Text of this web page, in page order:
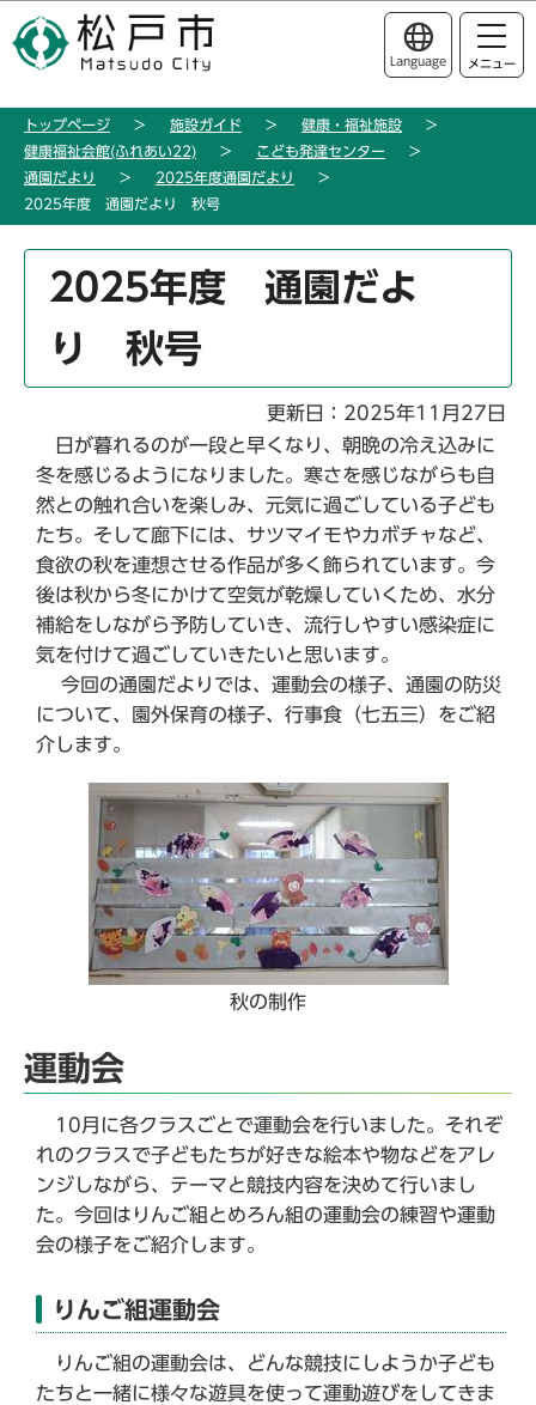
の
ー
頭
このページの本文へ移動
Language メニュー
トップページ 施設ガイド
健康・福祉施設
健康福祉会館(ふれあい22)
こども発達センター
通園だより
2025年度通園だより
2025年度 通園だより 秋号
か
2025年度 通園だよ
り 秋号
更新日：2025年11月27日
日が暮れるのが一段と早くなり、朝晩の冷え込みに
冬を感じるようになりました。寒さを感じながらも自
然との触れ合いを楽しみ、元気に過ごしている子ども
たち。そして廊下には、サツマイモやカボチャなど、
食欲の秋を連想させる作品が多く飾られています。今
後は秋から冬にかけて空気が乾燥していくため、水分
補給をしながら予防していき、流行しやすい感染症に
気を付けて過ごしていきたいと思います。
今回の通園だよりでは、運動会の様子、通園の防災
について、園外保育の様子、行事食（七五三）をご紹
介します。
秋の制作
運動会
10月に各クラスごとで運動会を行いました。それぞ
れのクラスで子どもたちが好きな絵本や物などをアレ
ンジしながら、テーマと競技内容を決めて行いまし
た。今回はりんご組とめろん組の運動会の練習や運動
会の様子をご紹介します。
りんご組運動会
りんご組の運動会は、どんな競技にしようか子ども
たちと一緒に様々な遊具を使って運動遊びをしてきま